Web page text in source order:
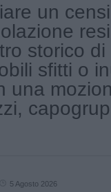
un
storico
sfitti o
una
5 Agosto 2026